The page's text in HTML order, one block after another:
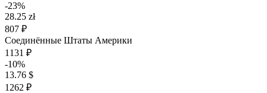
-23%
28.25 zł
807 ₽
Соединённые Штаты Америки
1131 ₽
-10%
13.76 $
1262 ₽